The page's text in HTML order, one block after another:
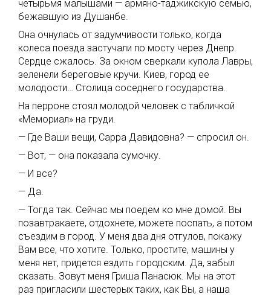
четырьмя малышами — армяно-таджикскую семью,
бежавшую из Душанбе.
Она очнулась от задумчивости только, когда
колеса поезда застучали по мосту через Днепр.
Сердце сжалось. За окном сверкали купола Лавры,
зеленели береговые кручи. Киев, город ее
молодости… Столица соседнего государства.
На перроне стоял молодой человек с табличкой
«Мемориал» на груди.
— Где Ваши вещи, Сарра Давидовна? — спросил он.
— Вот, — она показала сумочку.
— И все?
— Да.
— Тогда так. Сейчас мы поедем ко мне домой. Вы
позавтракаете, отдохнете, можете поспать, а потом
съездим в город. У меня два дня отгулов, покажу
Вам все, что хотите. Только, простите, машины у
меня нет, придется ездить городским. Да, забыл
сказать. Зовут меня Гриша Панасюк. Мы на этот
раз пригласили шестерых таких, как Вы, а наша